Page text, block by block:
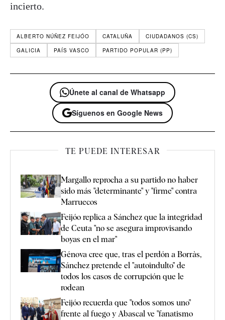
incierto.
ALBERTO NÚÑEZ FEIJÓO CATALUÑA
CIUDADANOS (CS)
GALICIA
PAÍS VASCO PARTIDO POPULAR (PP)
Únete al canal de Whatsapp
Síguenos en Google News
TE PUEDE INTERESAR
Margallo reprocha a su partido no haber
sido más "determinante" y "firme" contra
Marruecos
Feijóo replica a Sánchez que la integridad
de Ceuta "no se asegura improvisando
boyas en el mar"
Génova cree que, tras el perdón a Borràs,
Sánchez pretende el "autoindulto" de
todos los casos de corrupción que le
rodean
Feijóo recuerda que "todos somos uno"
frente al fuego y Abascal ve "fanatismo